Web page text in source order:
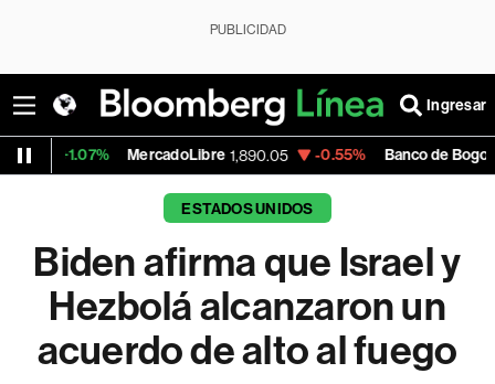
PUBLICIDAD
Ingresar
MercadoLibre 1,890.05 -0.55% Banco de Bogota 38,800.00
ESTADOS UNIDOS
Biden afirma que Israel y
Hezbolá alcanzaron un
acuerdo de alto al fuego